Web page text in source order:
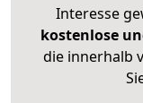
Interesse
kostenlose
die innerhalb